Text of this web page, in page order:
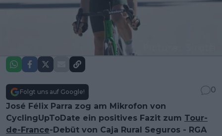
Folgt uns auf Google!
0
José Félix Parra zog am Mikrofon von
CyclingUpToDate ein positives Fazit zum Tour-
de-France-Debüt von Caja Rural Seguros - RGA